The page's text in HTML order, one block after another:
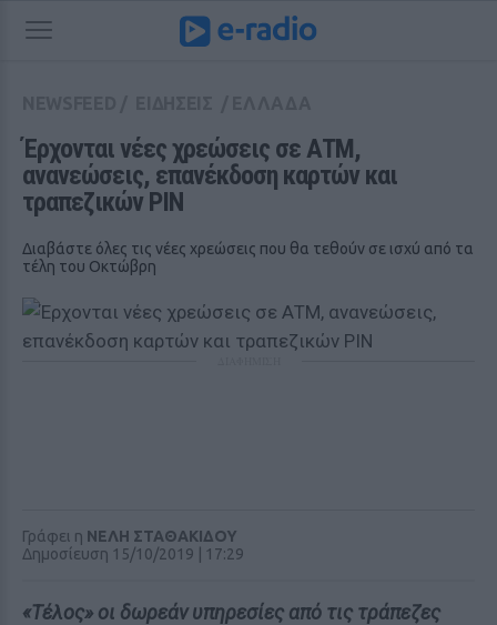
Έρχονται νέες χρεώσεις σε ΑΤΜ,
ανανεώσεις, επανέκδοση καρτών και
τραπεζικών PIN
Διαβάστε όλες τις νέες χρεώσεις που θα τεθούν σε ισχύ από τα
τέλη του Οκτώβρη
Γράφει η ΝΕΛΗ ΣΤΑΘΑΚΙΔΟΥ
Δημοσίευση 15/10/2019 | 17:29
«Τέλος» οι δωρεάν υπηρεσίες από τις τράπεζες